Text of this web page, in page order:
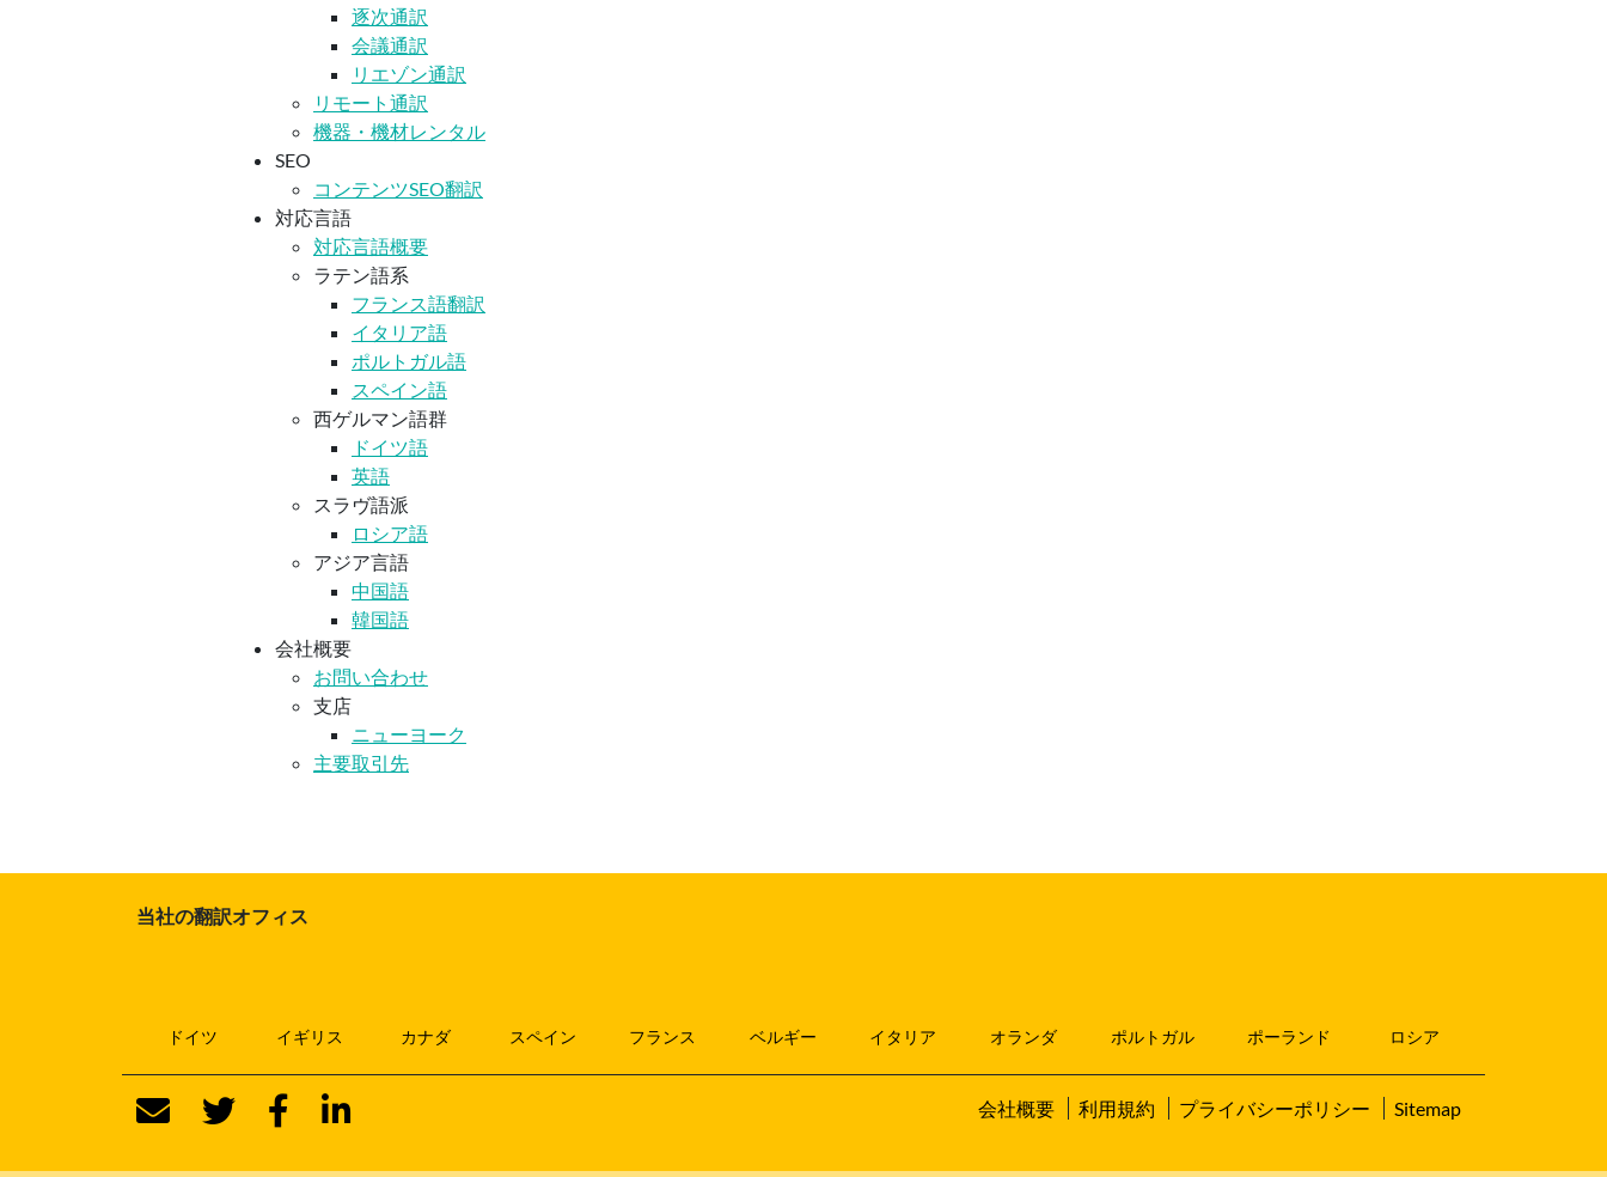
逐次通訳
会議通訳
リエゾン通訳
リモート通訳
機器・機材レンタル
SEO
コンテンツSEO翻訳
対応言語
対応言語概要
ラテン語系
フランス語翻訳
イタリア語
ポルトガル語
スペイン語
西ゲルマン語群
ドイツ語
英語
スラヴ語派
ロシア語
アジア言語
中国語
韓国語
会社概要
お問い合わせ
支店
ニューヨーク
主要取引先
当社の翻訳オフィス
ドイツ イギリス カナダ スペイン フランス ベルギー イタリア オランダ ポルトガル ポーランド ロシア
会社概要 利用規約 プライバシーポリシー Sitemap